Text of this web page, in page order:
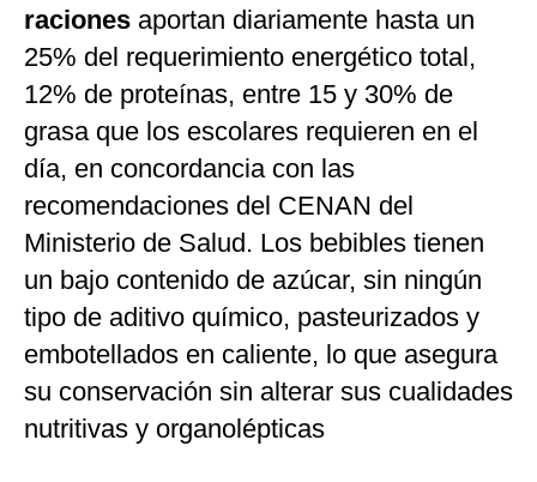
raciones aportan diariamente hasta un
25% del requerimiento energético total,
12% de proteínas, entre 15 y 30% de
grasa que los escolares requieren en el
día, en concordancia con las
recomendaciones del CENAN del
Ministerio de Salud. Los bebibles tienen
un bajo contenido de azúcar, sin ningún
tipo de aditivo químico, pasteurizados y
embotellados en caliente, lo que asegura
su conservación sin alterar sus cualidades
nutritivas y organolépticas